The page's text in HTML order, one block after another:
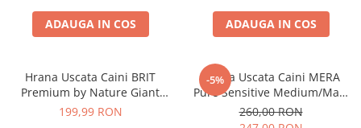
ADAUGA IN COS ADAUGA IN COS
Hrana Uscata Caini BRIT
Premium by Nature Giant
Junior 15kg
199,99 RON
-5%
Hrana Uscata Caini MERA
Pure Sensitive Medium/Maxi
Adult Curcan si Orez 12,5kg
260,00 RON